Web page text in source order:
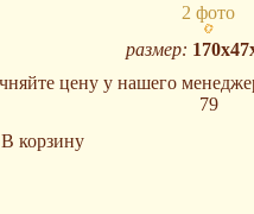
2 фото
размер:
цену у нашего
79
В корзину